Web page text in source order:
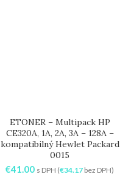
ETONER – Multipack HP
CE320A, 1A, 2A, 3A – 128A –
kompatibilný Hewlet Packard
0015
€41.00 s DPH (€34.17 bez DPH)